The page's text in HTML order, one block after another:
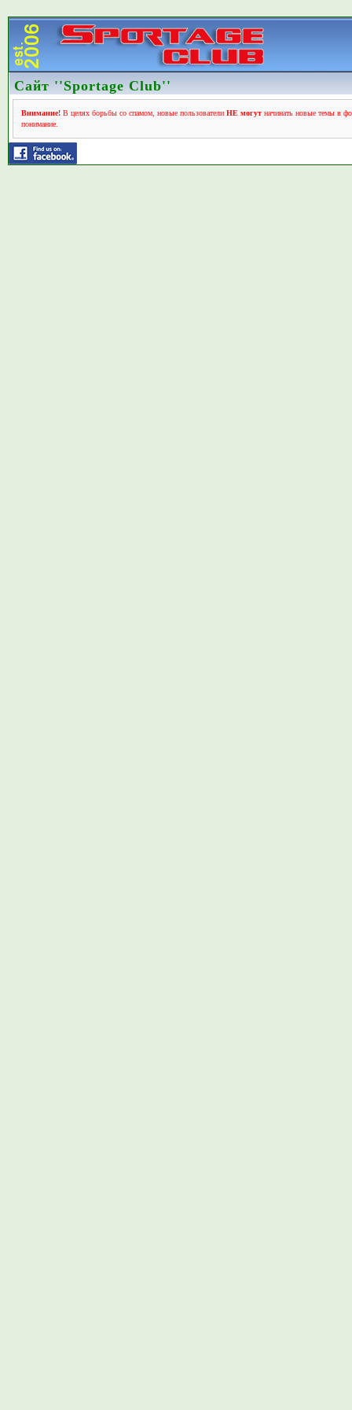
Сайт ''Sportage Club''
Внимание!В целях борьбы со спамом, новые пользователи НЕ могутначинать новые темы в
понимание.